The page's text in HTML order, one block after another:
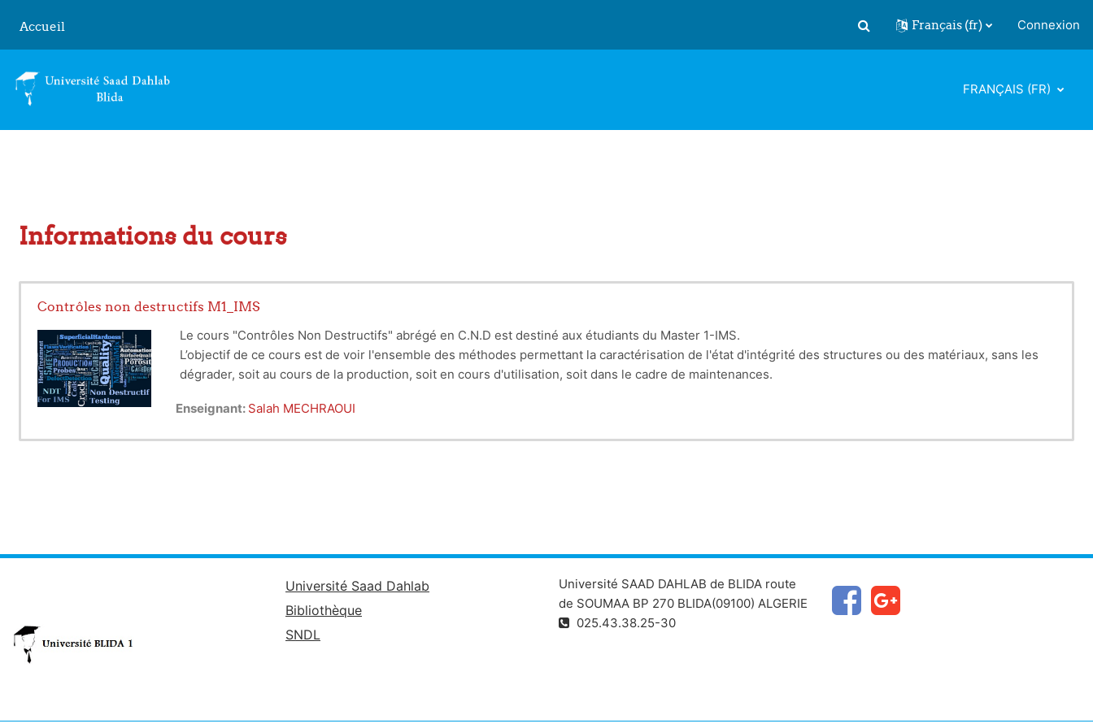
Accueil
Activer/désactiver la saisie de
Français ‎(fr)‎ Connexion
FRANÇAIS ‎(FR)‎
Informations du cours
Contrôles non destructifs M1_IMS
Le cours "Contrôles Non Destructifs" abrégé en C.N.D est destiné aux étudiants du Master 1-IMS.
L’objectif de ce cours est de voir l'ensemble des méthodes permettant la caractérisation de l'état d'intégrité des structures ou des matériaux, sans les
dégrader, soit au cours de la production, soit en cours d'utilisation, soit dans le cadre de maintenances.
Enseignant: Salah MECHRAOUI
Université Saad Dahlab
Bibliothèque
SNDL
Université SAAD DAHLAB de BLIDA route
de SOUMAA BP 270 BLIDA(09100) ALGERIE
025.43.38.25-30